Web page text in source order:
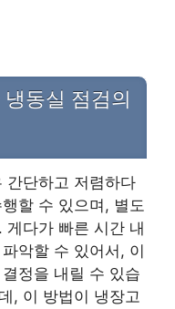
동실 점검의
간단하고 저렴하다
할 수 있으며, 별도
다가 빠른 시간 내
악할 수 있어서, 이
정을 내릴 수 있습
, 이 방법이 냉장고